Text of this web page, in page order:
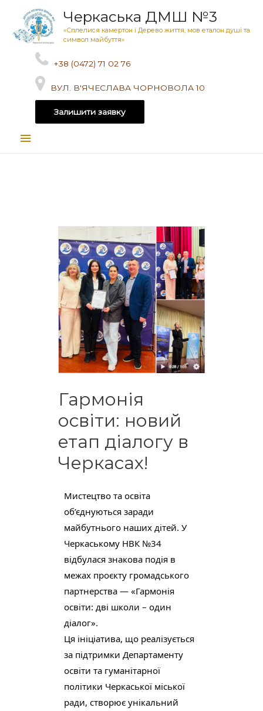
Черкаська ДМШ №3
«Сплелися камертон і Дерево життя, мов еталон душі та
символ майбуття»
+38 (0472) 71 02 76
ВУЛ. В'ЯЧЕСЛАВА ЧОРНОВОЛА 10
Залишити заявку
Гармонія
освіти: новий
етап діалогу в
Черкасах!
Мистецтво та освіта
об’єднуються заради
майбутнього наших дітей. У
Черкаському НВК №34
відбулася знакова подія в
межах проєкту громадського
партнерства — «Гармонія
освіти: дві школи – один
діалог».
Ця ініціатива, що реалізується
за підтримки Департаменту
освіти та гуманітарної
політики Черкаської міської
ради, створює унікальний